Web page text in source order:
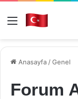
Menü
Anasayfa /Genel
Forum